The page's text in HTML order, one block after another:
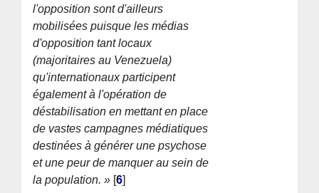
l'opposition sont d'ailleurs
mobilisées puisque les médias
d'opposition tant locaux
(majoritaires au Venezuela)
qu'internationaux participent
également à l'opération de
déstabilisation en mettant en place
de vastes campagnes médiatiques
destinées à générer une psychose
et une peur de manquer au sein de
la population. » [6]